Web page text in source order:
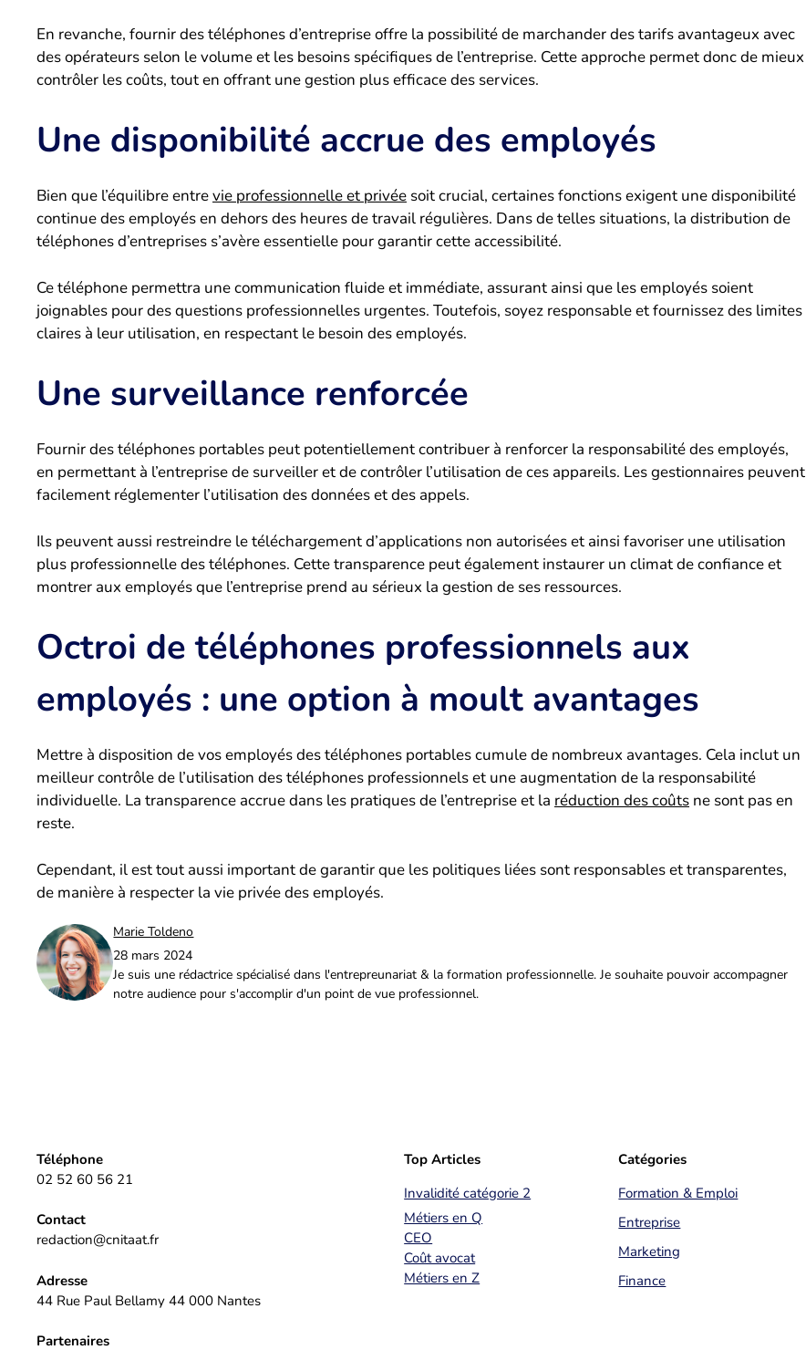
En revanche, fournir des téléphones d’entreprise offre la possibilité de marchander des tarifs avantageux avec
des opérateurs selon le volume et les besoins spécifiques de l’entreprise. Cette approche permet donc de mieux
contrôler les coûts, tout en offrant une gestion plus efficace des services.
Une disponibilité accrue des employés
Bien que l’équilibre entrevie professionnelle et privée soit crucial, certaines fonctions exigent une disponibilité
continue des employés en dehors des heures de travail régulières. Dans de telles situations, la distribution de
téléphones d’entreprises s’avère essentielle pour garantir cette accessibilité.
Ce téléphone permettra une communication fluide et immédiate, assurant ainsi que les employés soient
joignables pour des questions professionnelles urgentes. Toutefois, soyez responsable et fournissez des limites
claires à leur utilisation, en respectant le besoin des employés.
Une surveillance renforcée
Fournir des téléphones portables peut potentiellement contribuer à renforcer la responsabilité des employés,
en permettant à l’entreprise de surveiller et de contrôler l’utilisation de ces appareils. Les gestionnaires peuvent
facilement réglementer l’utilisation des données et des appels.
Ils peuvent aussi restreindre le téléchargement d’applications non autorisées et ainsi favoriser une utilisation
plus professionnelle des téléphones. Cette transparence peut également instaurer un climat de confiance et
montrer aux employés que l’entreprise prend au sérieux la gestion de ses ressources.
Octroi de téléphones professionnels aux
employés : une option à moult avantages
Mettre à disposition de vos employés des téléphones portables cumule de nombreux avantages. Cela inclut un
meilleur contrôle de l’utilisation des téléphones professionnels et une augmentation de la responsabilité
individuelle. La transparence accrue dans les pratiques de l’entreprise et la réduction des coûts ne sont pas en
reste.
Cependant, il est tout aussi important de garantir que les politiques liées sont responsables et transparentes,
de manière à respecter la vie privée des employés.
Marie Toldeno
28 mars 2024
Je suis une rédactrice spécialisé dans l'entrepreunariat & la formation professionnelle. Je souhaite pouvoir accompagner
notre audience pour s'accomplir d'un point de vue professionnel.
Téléphone
02 52 60 56 21
Contact
redaction@cnitaat.fr
Adresse
44 Rue Paul Bellamy 44 000 Nantes
Partenaires
Top Articles
Invalidité catégorie 2
Métiers en Q
CEO
Coût avocat
Métiers en Z
Catégories
Formation & Emploi
Entreprise
Marketing
Finance